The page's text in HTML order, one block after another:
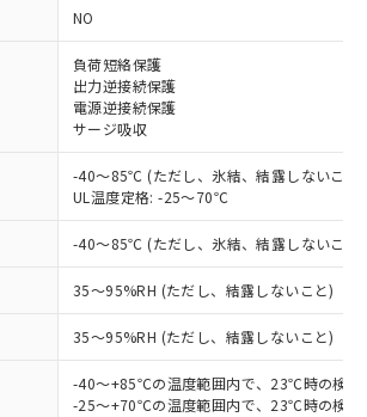
NO
負荷短絡保護
出力逆接続保護
電源逆接続保護
サージ吸収
-40～85℃ (ただし、氷結、結露しないこと)
UL温度定格: -25～70℃
-40～85℃ (ただし、氷結、結露しないこと)
35～95%RH (ただし、結露しないこと)
35～95%RH (ただし、結露しないこと)
-40～+85℃の温度範囲内で、23℃時の検
-25～+70℃の温度範囲内で、23℃時の検
条件
をお読みいただき、同意のうえ
さい。
ービスは、当社制御機器事業取扱
の当社在庫状況および標準価格
抜)を提供させていただくもので
況
み：EU RoHS指令（10物質）の
応した製品が提供可能な商品で
：EU RoHS指令（10物質）の非含
た製品に切り替える予定のある
なし：EU RoHS指令（10物質）の
対応の商品で、対応品を出す予
中：EU RoHS指令（10物質）の
応状況を調査中または確認中の
ライセンス料など無形物で、有
無と関係のない商品です。
RoHS○×表
大均質材料含有率が中国RoHSの
下であることを示します。